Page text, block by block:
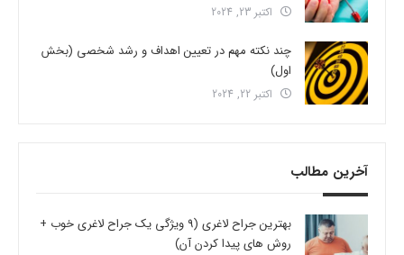
اکتبر 23, 2024
چند نکته مهم در تعیین اهداف و رشد شخصی (بخش
اول)
اکتبر 22, 2024
آخرین مطالب
بهترین جراح لاغری (9 ویژگی یک جراح لاغری خوب +
روش های پیدا کردن آن)